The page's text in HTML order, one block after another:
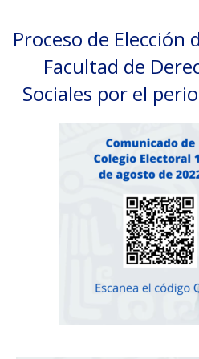
Proceso de Elección
Facultad de
Sociales por el